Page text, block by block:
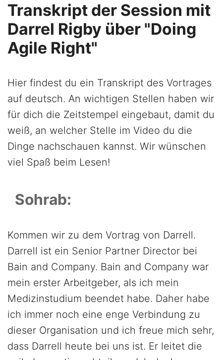
Transkript der Session mit
Darrel Rigby über "Doing
Agile Right"
Hier findest du ein Transkript des Vortrages
auf deutsch. An wichtigen Stellen haben wir
für dich die Zeitstempel eingebaut, damit du
weiß, an welcher Stelle im Video du die
Dinge nachschauen kannst. Wir wünschen
viel Spaß beim Lesen!
Sohrab:
Kommen wir zu dem Vortrag von Darrell.
Darrell ist ein Senior Partner Director bei
Bain and Company. Bain and Company war
mein erster Arbeitgeber, als ich mein
Medizinstudium beendet habe. Daher habe
ich immer noch eine enge Verbindung zu
dieser Organisation und ich freue mich sehr,
dass Darrell heute bei uns ist. Er leitet die